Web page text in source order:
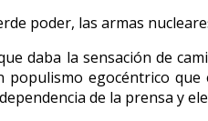
poder, las armas
daba la sensación de
egocéntrico que
de la prensa y